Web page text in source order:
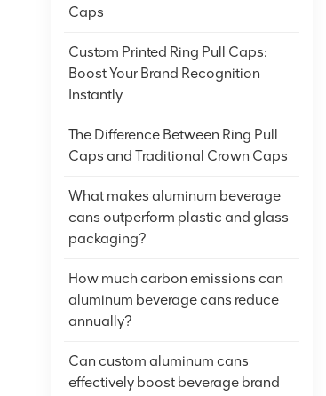
Caps
Custom Printed Ring Pull Caps:
Boost Your Brand Recognition
Instantly
The Difference Between Ring Pull
Caps and Traditional Crown Caps
What makes aluminum beverage
cans outperform plastic and glass
packaging?
How much carbon emissions can
aluminum beverage cans reduce
annually?
Can custom aluminum cans
effectively boost beverage brand